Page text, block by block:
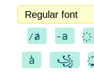
̷a̷ ̵a̵
a̾
꧁